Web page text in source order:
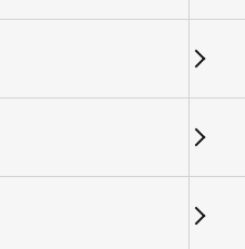
展覽館及南
16日、17日
觀。